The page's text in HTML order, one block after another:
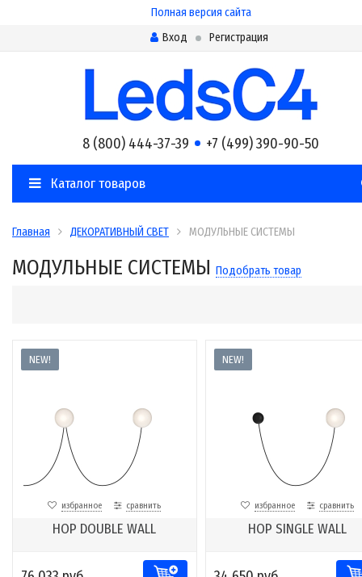
Полная версия сайта
Вход
Регистрация
8 (800) 444-37-39 +7 (499) 390-90-50
Каталог товаров
Главная ДЕКОРАТИВНЫЙ СВЕТ МОДУЛЬНЫЕ СИСТЕМЫ
МОДУЛЬНЫЕ СИСТЕМЫ Подобрать товар
NEW!
избранное сравнить
HOP DOUBLE WALL
NEW!
избранное сравнить
HOP SINGLE WALL